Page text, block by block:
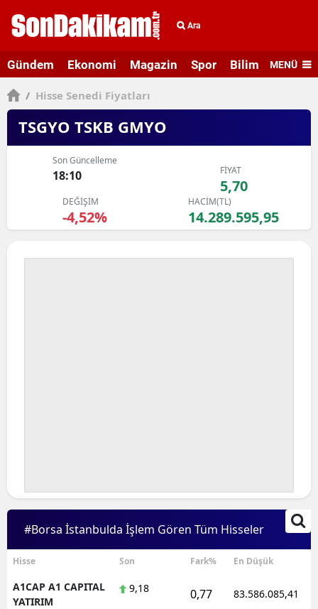
Ara
Gündem Ekonomi Magazin Spor Bilim veMENÜ
/ Hisse Senedi Fiyatları
TSGYO TSKB GMYO
Son Güncelleme
18:10 FİYAT
5,70
DEĞİŞİM
-4,52%
HACİM(TL)
14.289.595,95
#Borsa İstanbulda İşlem Gören Tüm Hisseler
Hisse Son Fark% En Düşük
A1CAP A1 CAPITAL
YATIRIM
9,18 0,77 83.586.085,41